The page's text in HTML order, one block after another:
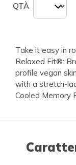
QTÀ
Take it easy in
Relaxed Fit®:
profile vegan
with a stretch-
Cooled Memory